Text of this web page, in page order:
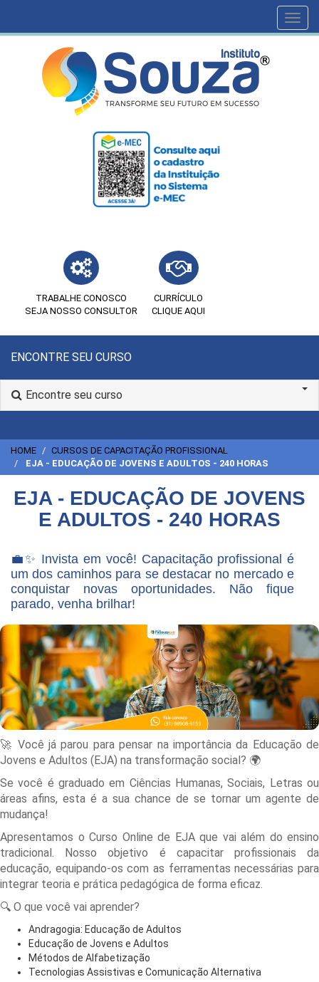
TRABALHE CONOSCO
SEJA NOSSO CONSULTOR
CURRÍCULO
CLIQUE AQUI
ENCONTRE SEU CURSO
Encontre seu curso
HOME
CURSOS DE CAPACITAÇÃO PROFISSIONAL
EJA - EDUCAÇÃO DE JOVENS E ADULTOS - 240 HORAS
EJA - EDUCAÇÃO DE JOVENS
E ADULTOS - 240 HORAS
💼✨ Invista em você! Capacitação profissional é
um dos caminhos para se destacar no mercado e
conquistar novas oportunidades. Não fique
parado, venha brilhar!
🚀 Você já parou para pensar na importância da Educação de
Jovens e Adultos (EJA) na transformação social? 🌍
Se você é graduado em Ciências Humanas, Sociais, Letras ou
áreas afins, esta é a sua chance de se tornar um agente de
mudança!
Apresentamos o Curso Online de EJA que vai além do ensino
tradicional. Nosso objetivo é capacitar profissionais da
educação, equipando-os com as ferramentas necessárias para
integrar teoria e prática pedagógica de forma eficaz.
🔍 O que você vai aprender?
Andragogia: Educação de Adultos
Educação de Jovens e Adultos
Métodos de Alfabetização
Tecnologias Assistivas e Comunicação Alternativa